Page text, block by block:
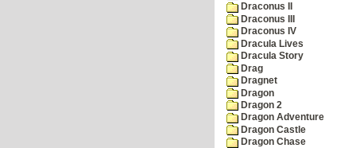
Draconus II
Draconus III
Draconus IV
Dracula Lives
Dracula Story
Drag
Dragnet
Dragon
Dragon 2
Dragon Adventure
Dragon Castle
Dragon Chase